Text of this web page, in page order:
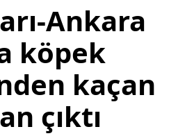
Ankara
köpek
kaçan
çıktı